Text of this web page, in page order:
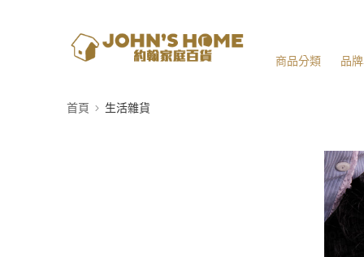
商品分類 品
首頁 生活雜貨